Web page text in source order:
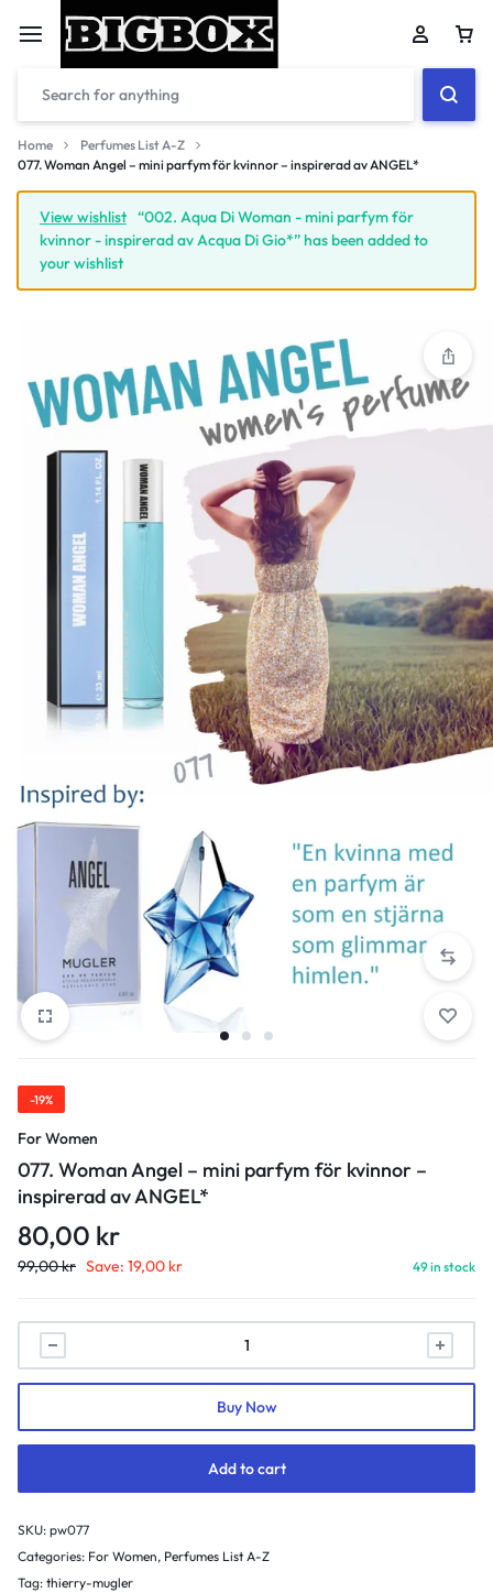
Your bag is empty
Shop What's New
Sign in
Home
Perfumes List A-Z
077. Woman Angel – mini parfym för kvinnor – inspirerad av ANGEL*
View wishlist “002. Aqua Di Woman - mini parfym för
kvinnor - inspirerad av Acqua Di Gio*” has been added to
your wishlist
-19%
For Women
077. Woman Angel – mini parfym för kvinnor –
inspirerad av ANGEL*
80,00 kr
99,00kr Save: 19,00 kr 49 in stock
077.
Woman
Angel
mini
för
kvinnor
-
inspirerad
Add to cart
Buy Now
SKU: pw077
Categories: For Women, Perfumes List A-Z
Tag: thierry-mugler